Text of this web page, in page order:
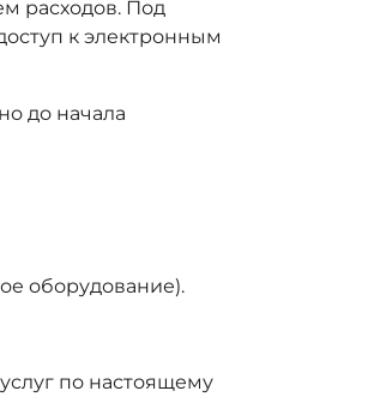
расходов. Под
к электронным
до начала
оборудование).
по настоящему